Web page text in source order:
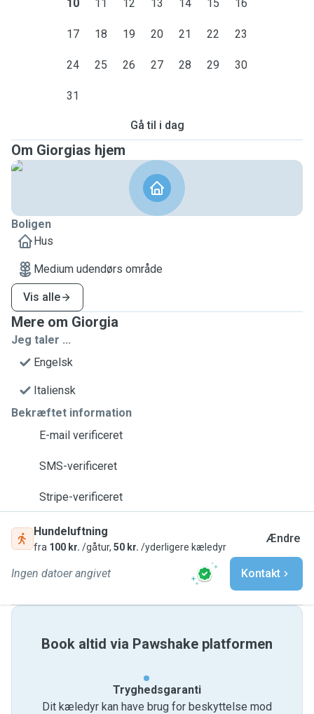
10 11 12 13 14 15 16
17 18 19 20 21 22 23
24 25 26 27 28 29 30
31
Gå til i dag
Om Giorgias hjem
Boligen
Hus
Medium udendørs område
Vis alle
Mere om Giorgia
Jeg taler ...
Engelsk
Italiensk
Bekræftet information
E-mail verificeret
SMS-verificeret
Stripe-verificeret
Hundeluftning
fra 100 kr. /gåtur, 50 kr. /yderligere kæledyr
Ændre
Ingen datoer angivet Kontakt
Book altid via Pawshake platformen
Tryghedsgaranti
Dit kæledyr kan have brug for beskyttelse mod